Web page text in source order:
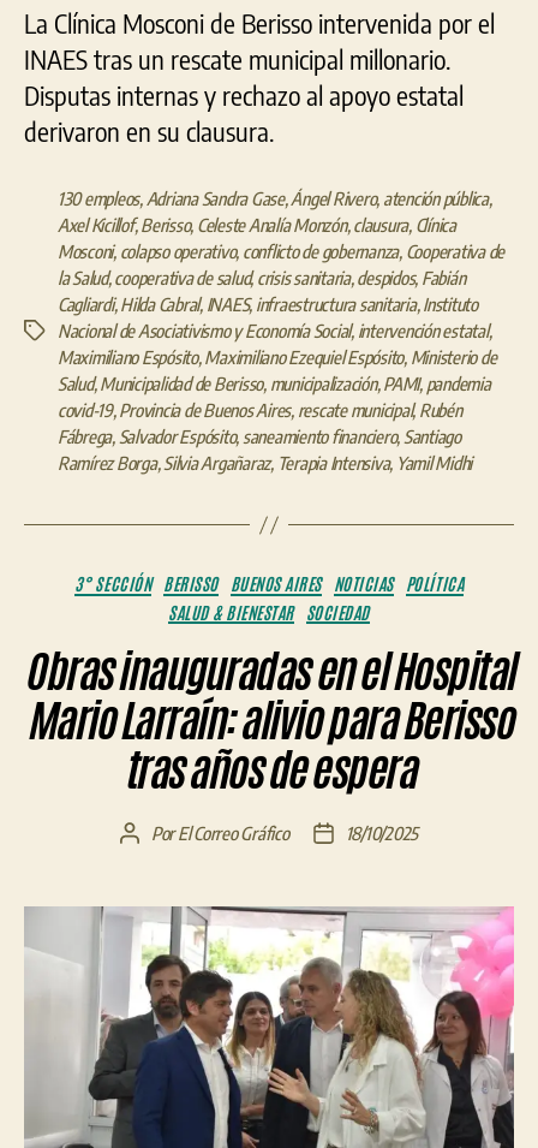
La Clínica Mosconi de Berisso intervenida por el
INAES tras un rescate municipal millonario.
Disputas internas y rechazo al apoyo estatal
derivaron en su clausura.
Etiquetas
130 empleos, Adriana Sandra Gase,Ángel Rivero, atención pública,
Axel Kicillof,Berisso, Celeste Analía Monzón,clausura, Clínica
Mosconi, colapso operativo, conflicto de gobernanza, Cooperativa de
la Salud,cooperativa de salud,crisis sanitaria,despidos, Fabián
Cagliardi,Hilda Cabral, INAES, infraestructura sanitaria,Instituto
Nacional de Asociativismo y Economía Social, intervención estatal,
Maximiliano Espósito,Maximiliano Ezequiel Espósito, Ministerio de
Salud,Municipalidad de Berisso, municipalización,PAMI, pandemia
covid-19,Provincia de Buenos Aires, rescate municipal,Rubén
Fábrega, Salvador Espósito, saneamiento financiero, Santiago
Ramírez Borga,Silvia Argañaraz, Terapia Intensiva, Yamil Midhi
Categorías
3° SECCIÓN BERISSO BUENOS AIRES NOTICIAS
POLÍTICA
SALUD & BIENESTAR
SOCIEDAD
Obras inauguradas en el Hospital
Mario Larraín: alivio para Berisso
tras años de espera
Autor
entrada
PorEl Correo Gráfico
Fecha
entrada
18/10/2025